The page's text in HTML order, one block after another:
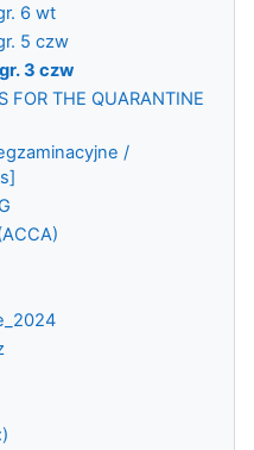
6 wt
5 czw
3 czw
FOR THE QUARANTINE
/